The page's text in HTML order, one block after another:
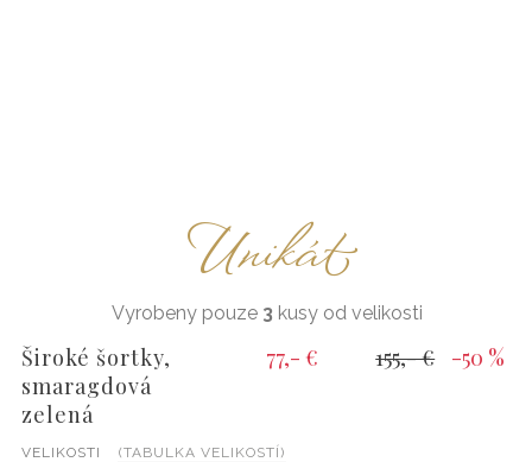
Unikát
Vyrobeny pouze 3 kusy od velikosti
Široké šortky,
smaragdová
zelená
77,- € 155,- € -50 %
VELIKOSTI (TABULKA VELIKOSTÍ)